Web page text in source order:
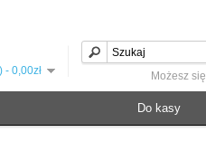
- 0,00zł Możesz się
Do kasy